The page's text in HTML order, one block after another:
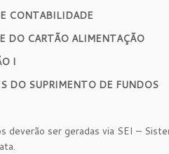
CONTABILIDADE
DO CARTÃO ALIMENTAÇÃO
I
DO SUPRIMENTO DE FUNDOS
ser geradas via SEI –